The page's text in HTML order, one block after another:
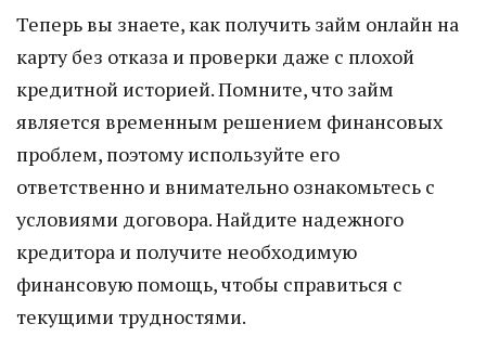
Теперь вы знаете, как получить займ онлайн на
карту без отказа и проверки даже с плохой
кредитной историей. Помните, что займ
является временным решением финансовых
проблем, поэтому используйте его
ответственно и внимательно ознакомьтесь с
условиями договора. Найдите надежного
кредитора и получите необходимую
финансовую помощь, чтобы справиться с
текущими трудностями.